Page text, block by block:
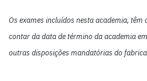
Os exames incluídos nesta academia, têm
contar da data de término da academia
outras disposições mandatórias do